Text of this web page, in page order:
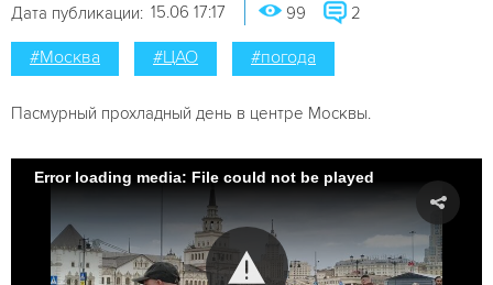
Дата публикации: 15.06 17:17 99 2
#Москва #ЦАО #погода
Пасмурный прохладный день в центре Москвы.
Error loading media: File could not be played